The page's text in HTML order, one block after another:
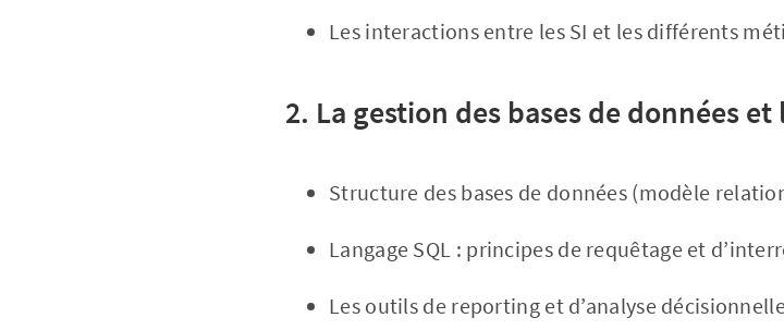
Les interactions entre les SI et les différents
2. La gestion des bases de données
Structure des bases de données (modèle
Langage SQL : principes de requêtage et
Les outils de reporting et d’analyse